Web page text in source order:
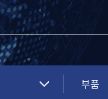
부품